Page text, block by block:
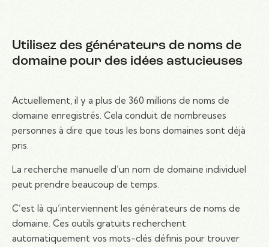
Utilisez des générateurs de noms de
domaine pour des idées astucieuses
Actuellement, il y a plus de 360 ​​millions de noms de
domaine enregistrés. Cela conduit de nombreuses
personnes à dire que tous les bons domaines sont déjà
pris.
La recherche manuelle d’un nom de domaine individuel
peut prendre beaucoup de temps.
C’est là qu’interviennent les générateurs de noms de
domaine. Ces outils gratuits recherchent
automatiquement vos mots-clés définis pour trouver